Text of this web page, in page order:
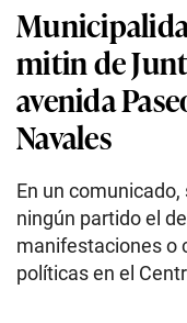
mitin de
avenida
Navales
En un
ningún partido el
manifestaciones o
políticas en el